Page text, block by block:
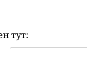
тут: